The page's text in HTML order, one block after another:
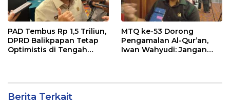
PAD Tembus Rp 1,5 Triliun,
DPRD Balikpapan Tetap
Optimistis di Tengah
MTQ ke-53 Dorong
Pengamalan Al-Qur’an,
Iwan Wahyudi: Jangan
Berita Terkait